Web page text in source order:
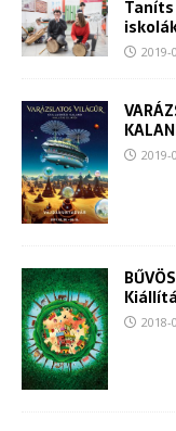
2019-
2019-
2018-